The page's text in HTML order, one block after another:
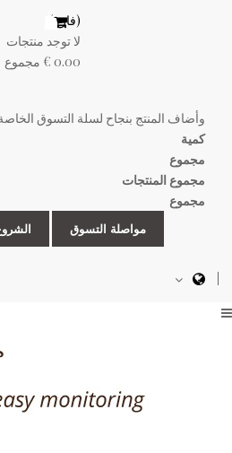
(فارغ)
لا توجد منتجات
0.00 €
مجموع
وأضاف المنتج بنجاح لسلة التسوق
كمية
مجموع
مجموع المنتجات
مجموع
مواصلة التسوق